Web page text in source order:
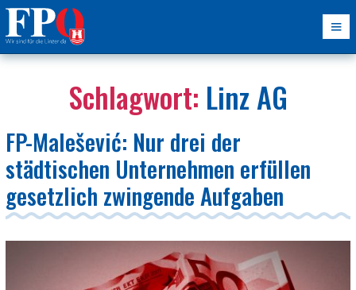
Schlagwort: Linz AG
FP-Malešević: Nur drei der
städtischen Unternehmen erfüllen
gesetzlich zwingende Aufgaben